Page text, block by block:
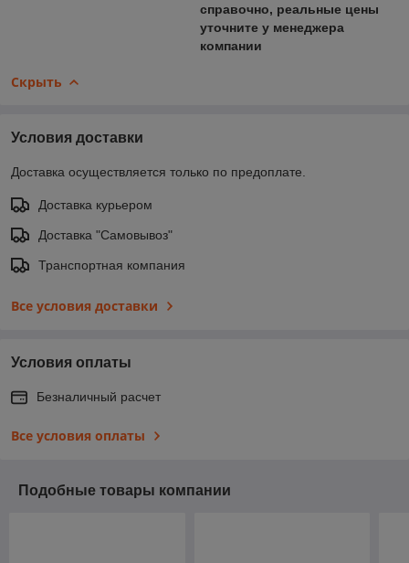
справочно, реальные цены
уточните у менеджера
компании
Скрыть
Условия доставки
Доставка осуществляется только по предоплате.
Доставка курьером
Доставка "Самовывоз"
Транспортная компания
Все условия доставки
Условия оплаты
Безналичный расчет
Все условия оплаты
Подобные товары компании